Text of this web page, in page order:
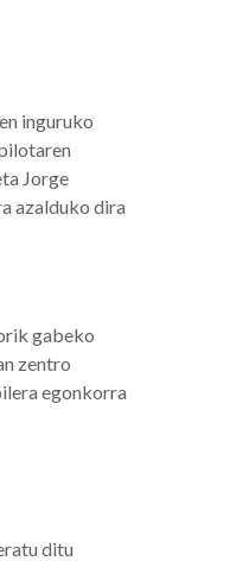
inguruko
Jorge
azalduko dira
gabeko
zentro
egonkorra
ditu